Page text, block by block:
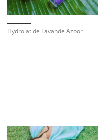
Hydrolat de Lavande Azoor